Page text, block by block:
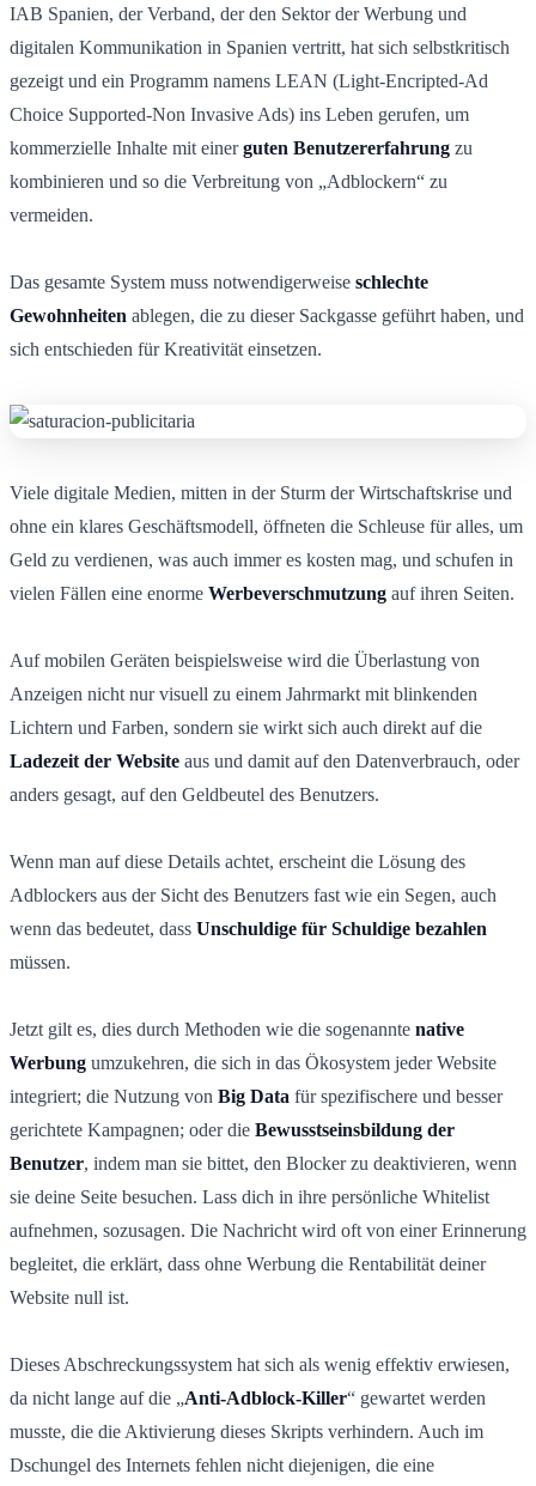
IAB Spanien, der Verband, der den Sektor der Werbung und
digitalen Kommunikation in Spanien vertritt, hat sich selbstkritisch
gezeigt und ein Programm namens LEAN (Light-Encripted-Ad
Choice Supported-Non Invasive Ads) ins Leben gerufen, um
kommerzielle Inhalte mit einerguten Benutzererfahrung zu
kombinieren und so die Verbreitung von „Adblockern“ zu
vermeiden.
Das gesamte System muss notwendigerweise schlechte
Gewohnheiten ablegen, die zu dieser Sackgasse geführt haben, und
sich entschieden für Kreativität einsetzen.
Viele digitale Medien, mitten in der Sturm der Wirtschaftskrise und
ohne ein klares Geschäftsmodell, öffneten die Schleuse für alles, um
Geld zu verdienen, was auch immer es kosten mag, und schufen in
vielen Fällen eine enorme Werbeverschmutzung auf ihren Seiten.
Auf mobilen Geräten beispielsweise wird die Überlastung von
Anzeigen nicht nur visuell zu einem Jahrmarkt mit blinkenden
Lichtern und Farben, sondern sie wirkt sich auch direkt auf die
Ladezeit der Website aus und damit auf den Datenverbrauch, oder
anders gesagt, auf den Geldbeutel des Benutzers.
Wenn man auf diese Details achtet, erscheint die Lösung des
Adblockers aus der Sicht des Benutzers fast wie ein Segen, auch
wenn das bedeutet, dass Unschuldige für Schuldige bezahlen
müssen.
Jetzt gilt es, dies durch Methoden wie die sogenannte native
Werbung umzukehren, die sich in das Ökosystem jeder Website
integriert; die Nutzung von Big Data für spezifischere und besser
gerichtete Kampagnen; oder die Bewusstseinsbildung der
Benutzer, indem man sie bittet, den Blocker zu deaktivieren, wenn
sie deine Seite besuchen. Lass dich in ihre persönliche Whitelist
aufnehmen, sozusagen. Die Nachricht wird oft von einer Erinnerung
begleitet, die erklärt, dass ohne Werbung die Rentabilität deiner
Website null ist.
Dieses Abschreckungssystem hat sich als wenig effektiv erwiesen,
da nicht lange auf die „Anti-Adblock-Killer“ gewartet werden
musste, die die Aktivierung dieses Skripts verhindern. Auch im
Dschungel des Internets fehlen nicht diejenigen, die eine